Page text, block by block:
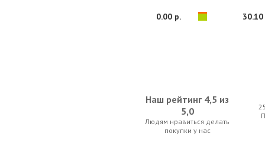
0.00 р. 30.10
Blackstar HT DUAL D'Addario
Наш рейтинг 4,5 из
5,0
Людям нравиться делать
покупки у нас